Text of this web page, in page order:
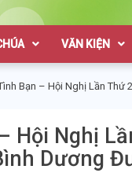
TumVĂN KIỆN
Bạn – Hội Nghị Lần
Hội Nghị
Dương